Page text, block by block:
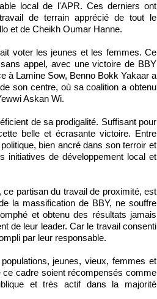
local de l'APR. Ces derniers ont
de terrain apprécié de tout le
et de Cheikh Oumar Hanne.
voter les jeunes et les femmes. Ce
appel, avec une victoire de BBY
à Lamine Sow, Benno Bokk Yakaar a
son centre, où sa coalition a obtenu
Askan Wi.
de sa prodigalité. Suffisant pour
belle et écrasante victoire. Entre
bien ancré dans son terroir et
initiatives de développement local et
partisan du travail de proximité, est
la massification de BBY, ne souffre
et obtenu des résultats jamais
de leur leader. Car le travail consenti
par leur responsable.
jeunes, vieux, femmes et
cadre soient récompensés comme
et très actif dans la majorité